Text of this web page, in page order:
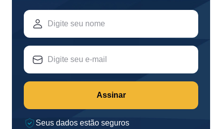
Assinar
Seus dados estão seguros